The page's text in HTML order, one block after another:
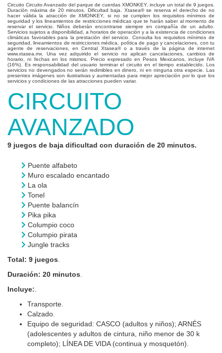
Circuito Circuito Avanzado del parque de cuerdas XMONKEY, incluye un total de 9 juegos.
Duración máxima de 20 minutos. Dificultad baja. Xtasea® se reserva el derecho de no
hacer válida la atracción de XMONKEY, si no se cumplen los requisitos mínimos de
seguridad y los lineamientos de restricciones médicas que te harán saber al momento de
reservar el servicio. Niños deberán encontrarse siempre en compañía de un adulto.
Servicios sujetos a disponibilidad, a horarios de operación y a la existencia de condiciones
climáticas favorables para la prestación del servicio. Consulta los requisitos mínimos de
seguridad, lineamientos de restricciones médica, política de pago y cancelaciones, con tu
agente de reservaciones, en Central Xtasea® o a través de la página de internet
www.xtasea.mx. Una vez adquirido el servicio no aplican cancelaciones, cambios de
horario, ni fechas en los mismos. Precio expresado en Pesos Mexicanos, incluye IVA
(16%). Es responsabilidad del usuario terminar el circuito en el tiempo establecido. Los
servicios no devengados no serán redimibles en dinero, ni en ninguna otra especie. Las
presentes imágenes son ilustrativas y aumentadas para mejor apreciación por lo que los
servicios y condiciones de las atracciones pueden variar.
CIRCUITO
AVANZADO
9 juegos de baja dificultad con duración de 20 minutos.
Puente alfabeto
Muro escalado encantado
La ola
Tonel
Puente balancín
Pika pika
Columpio coco
Columpio pirata
Jungle tracks
Total: 9 juegos
Duración: 20 minutos
Incluye:
Transporte.
Calzado.
Equipo de seguridad: CASCO (adultos y niños); ARNÉS
(adolescentes y adultos de cintura, niño menor de 30 k
completo); LÍNEA DE VIDA (continua y mosquetón).